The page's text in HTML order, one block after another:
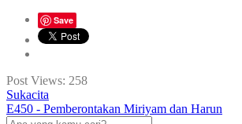
Save
Post Views: 258
Sukacita
E450 - Pemberontakan Miriyam dan Harun